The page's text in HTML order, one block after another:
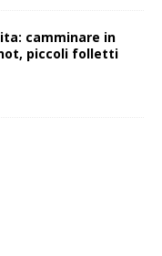
camminare in
piccoli folletti